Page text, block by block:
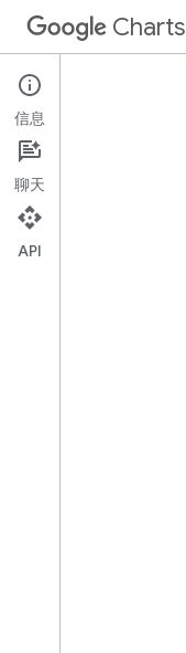
Charts
概览
信息
聊天
API